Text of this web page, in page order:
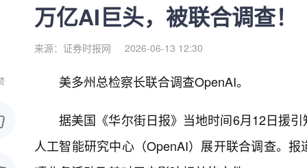
万亿AI巨头，被联合调查！
来源：证券时报网 2026-06-13 12:30
美多州总检察长联合调查OpenAI。
据美国《华尔街日报》当地时间6月12日援
人工智能研究中心（OpenAI）展开联合调查。